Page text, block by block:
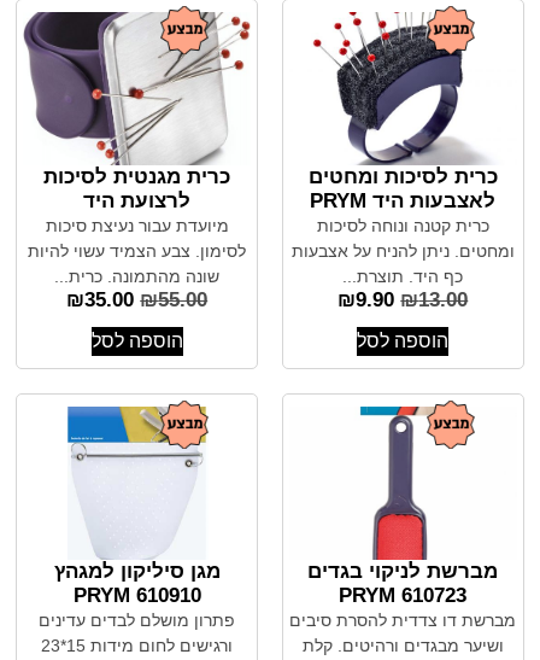
כרית לסיכות ומחטים
לאצבעות היד PRYM
כרית קטנה ונוחה לסיכות
ומחטים. ניתן להניח על אצבעות
כף היד. תוצרת...
₪13.00
₪9.90
הוספה לסל
כרית מגנטית לסיכות
לרצועת היד
מיועדת עבור נעיצת סיכות
לסימון. צבע הצמיד עשוי להיות
שונה מהתמונה. כרית...
₪55.00
₪35.00
הוספה לסל
מברשת לניקוי בגדים
610723 PRYM
מברשת דו צדדית להסרת סיבים
ושיער מבגדים ורהיטים. קלת
מגן סיליקון למגהץ
610910 PRYM
פתרון מושלם לבדים עדינים
ורגישים לחום מידות 15*23